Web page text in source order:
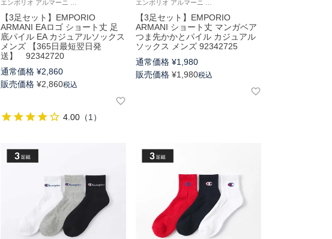
【3足セット】EMPORIO
ARMANI EAロゴ ショート丈 足
底パイル EA カジュアルソックス
メンズ 【365日最短翌日発
送】 92342720
通常価格 ¥2,860
販売価格 ¥2,860税込
4.00 （1 ）
【3足セット】EMPORIO
ARMANI ショート丈 マンガベア
つま先かかとパイル カジュアル
ソックス メンズ 92342725
通常価格 ¥1,980
販売価格 ¥1,980税込